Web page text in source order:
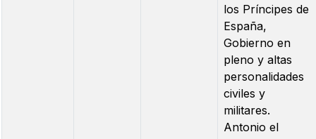
los Príncipes de
España,
Gobierno en
pleno y altas
personalidades
civiles y
militares.
Antonio el